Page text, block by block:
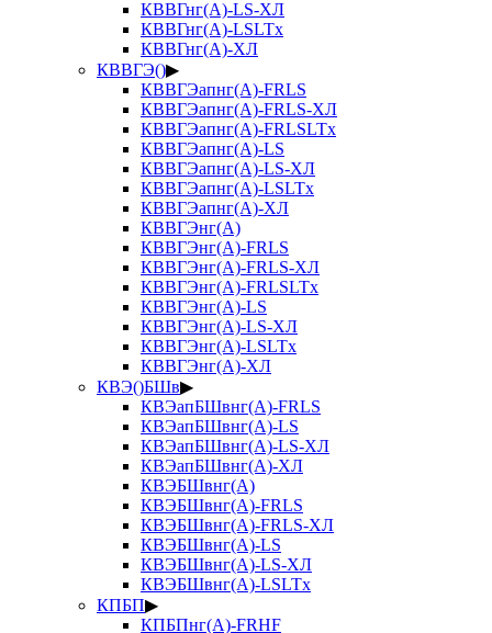
КВВГнг(А)-LS-ХЛ
КВВГнг(А)-LSLTx
КВВГнг(А)-ХЛ
КВВГЭ()▶
КВВГЭапнг(А)-FRLS
КВВГЭапнг(А)-FRLS-ХЛ
КВВГЭапнг(А)-FRLSLTx
КВВГЭапнг(А)-LS
КВВГЭапнг(А)-LS-ХЛ
КВВГЭапнг(А)-LSLTx
КВВГЭапнг(А)-ХЛ
КВВГЭнг(А)
КВВГЭнг(А)-FRLS
КВВГЭнг(А)-FRLS-ХЛ
КВВГЭнг(А)-FRLSLTx
КВВГЭнг(А)-LS
КВВГЭнг(А)-LS-ХЛ
КВВГЭнг(А)-LSLTx
КВВГЭнг(А)-ХЛ
КВЭ()БШв▶
КВЭапБШвнг(А)-FRLS
КВЭапБШвнг(А)-LS
КВЭапБШвнг(А)-LS-ХЛ
КВЭапБШвнг(А)-ХЛ
КВЭБШвнг(А)
КВЭБШвнг(А)-FRLS
КВЭБШвнг(А)-FRLS-ХЛ
КВЭБШвнг(А)-LS
КВЭБШвнг(А)-LS-ХЛ
КВЭБШвнг(А)-LSLTx
КПБП▶
КПБПнг(А)-FRHF